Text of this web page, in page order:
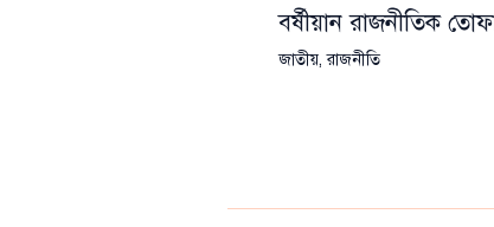
বর্ষীয়ান রাজনীতিক
জাতীয়,রাজনীতি